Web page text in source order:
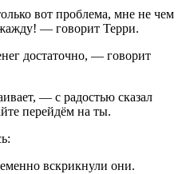
вот проблема, мне не чем
— говорит Терри.
достаточно, — говорит
— с радостью сказал
перейдём на ты.
вскрикнули они.